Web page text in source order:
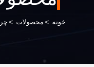
خونه >محصولات >